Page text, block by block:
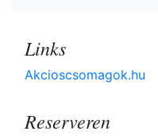
Links
Akcioscsomagok.hu
Reserveren